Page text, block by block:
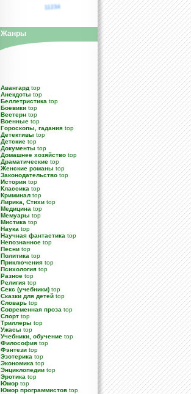
11234
Жанры
Авангард top
Анекдоты top
Беллетристика top
Боевики top
Вестерн top
Военные top
Гороскопы, гадания top
Детективы top
Детские top
Документы top
Домашнее хозяйство top
Драматические top
Женские романы top
Законодательство top
История top
Классика top
Криминал top
Лирика, Стихи top
Медицина top
Мемуары top
Мистика top
Наука top
Научная фантастика top
Непознанное top
Песни top
Политика top
Приключения top
Психология top
Разное top
Религия top
Секс (учебники) top
Сказки для детей top
Словарь top
Современная проза top
Спорт top
Триллеры top
Ужасы top
Учебники, обучение top
Философия top
Фэнтези top
Эзотерика top
Экономика top
Энциклопедии top
Эротика top
Юмор top
Юмор программистов top